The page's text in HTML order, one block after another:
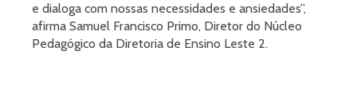
e dialoga com nossas necessidades e ansiedades”,
afirma Samuel Francisco Primo, Diretor do Núcleo
Pedagógico da Diretoria de Ensino Leste 2.